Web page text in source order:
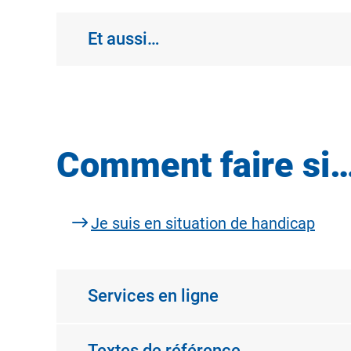
Et aussi…
Comment faire
Je suis en situation de handicap
Services en ligne